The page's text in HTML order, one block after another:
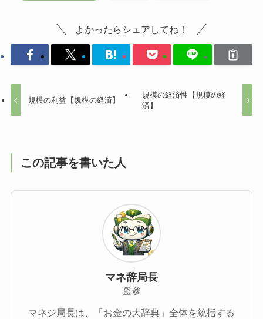
よかったらシェアしてね！
規模の利益【規模の経済】
規模の経済性【規模の経
済】
この記事を書いた人
マネ辞局長
監修
マネジ局長は、「お金の大辞典」全体を統括する